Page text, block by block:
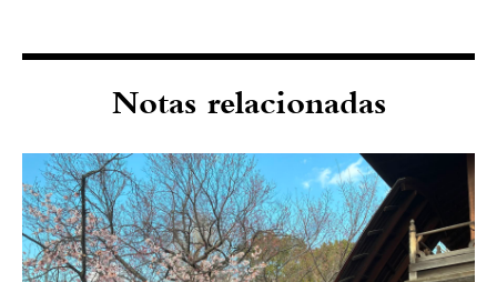
Notas relacionadas